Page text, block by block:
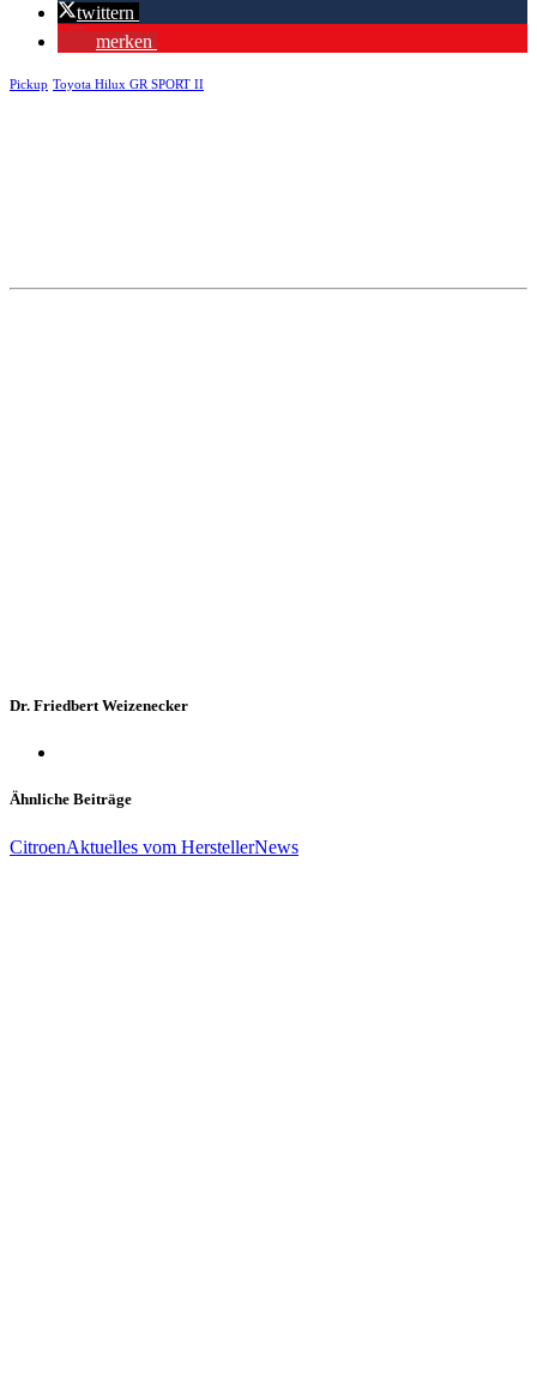
twittern
merken
Pickup Toyota Hilux GR SPORT II
Dr. Friedbert Weizenecker
Ähnliche Beiträge
CitroenAktuelles vom HerstellerNews